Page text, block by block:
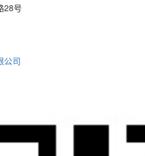
28号
公司